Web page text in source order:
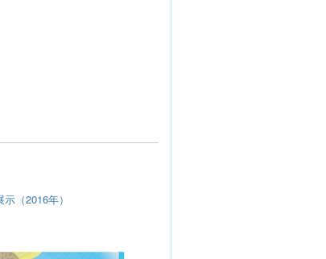
（2016年）